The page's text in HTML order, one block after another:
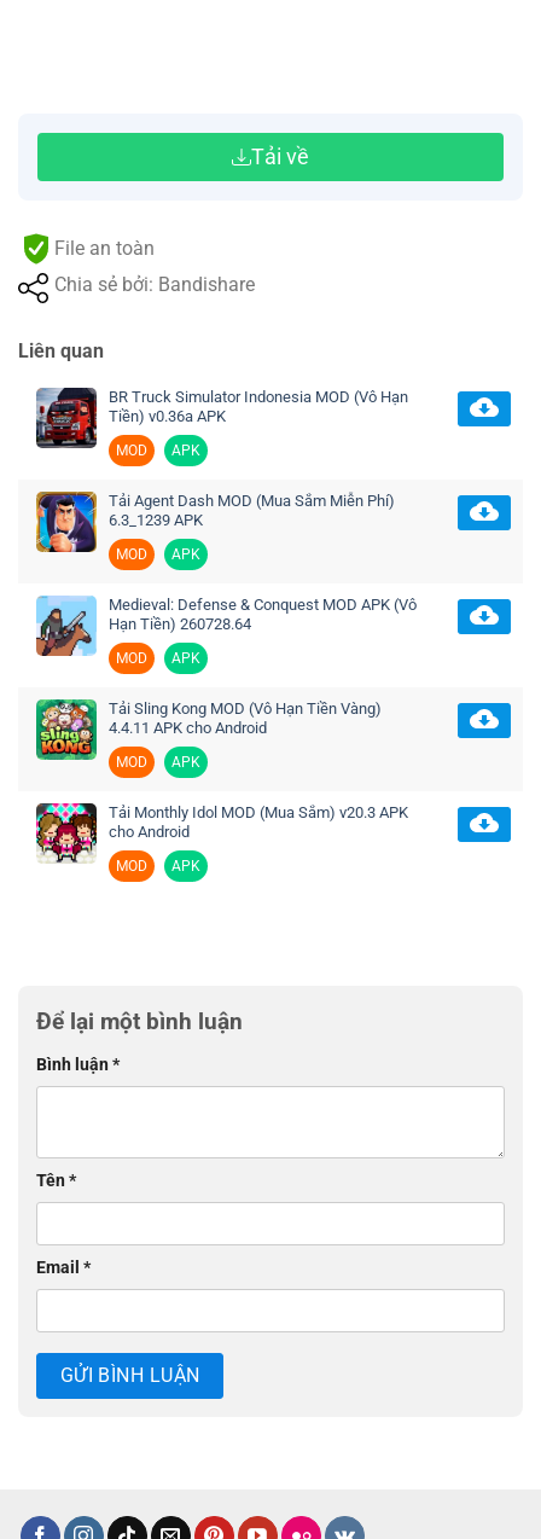
Tải về
File an toàn
Chia sẻ bởi: Bandishare
Liên quan
BR Truck Simulator Indonesia MOD (Vô Hạn
Tiền) v0.36a APK
MOD APK
Tải Agent Dash MOD (Mua Sắm Miễn Phí)
6.3_1239 APK
MOD APK
Medieval: Defense & Conquest MOD APK (Vô
Hạn Tiền) 260728.64
MOD APK
Tải Sling Kong MOD (Vô Hạn Tiền Vàng)
4.4.11 APK cho Android
MOD APK
Tải Monthly Idol MOD (Mua Sắm) v20.3 APK
cho Android
MOD APK
Để lại một bình luận
Bình luận*
Tên*
Email *